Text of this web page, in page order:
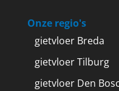
Onze regio's
gietvloer Breda
gietvloer Tilburg
gietvloer Den